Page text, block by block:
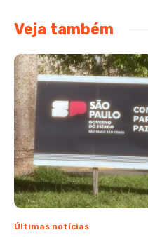
Veja também
Últimas notícias